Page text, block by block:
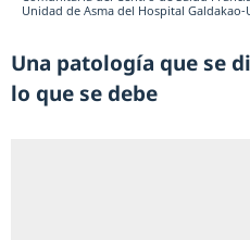
Unidad de Asma del Hospital Galdakao-
Una patología que se
lo que se debe